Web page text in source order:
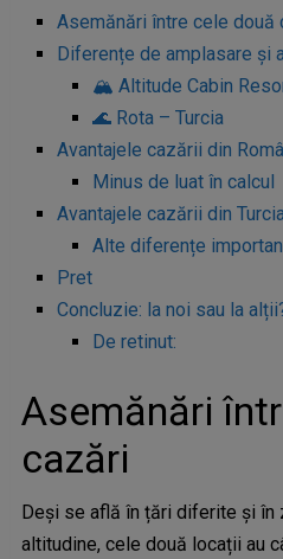
Asemănări între cele două
Diferențe de amplasare și
🏔️ Altitude Cabin
🌊 Rota – Turcia
Avantajele cazării din
Minus de luat în calcul
Avantajele cazării din
Alte diferențe
Pret
Concluzie: la noi sau la
De retinut:
Asemănări
cazări
Deși se află în țări diferite și
altitudine, cele două locații au